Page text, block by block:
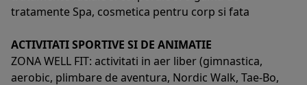
tratamente Spa, cosmetica pentru corp si fata
ACTIVITATI SPORTIVE SI DE ANIMATIE
ZONA WELL FIT: activitati in aer liber (gimnastica,
aerobic, plimbare de aventura, Nordic Walk, Tae-Bo,